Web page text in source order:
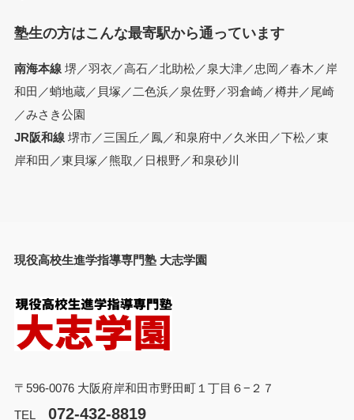
塾生の方はこんな最寄駅から通っています
南海本線堺／羽衣／高石／北助松／泉大津／忠岡／春木／岸
和田／蛸地蔵／貝塚／二色浜／泉佐野／羽倉崎／樽井／尾崎
／みさき公園
JR阪和線堺市／三国丘／鳳／和泉府中／久米田／下松／東
岸和田／東貝塚／熊取／日根野／和泉砂川
現役高校生進学指導専門塾 大志学園
〒596-0076 大阪府岸和田市野田町１丁目６−２７
TEL 072-432-8819